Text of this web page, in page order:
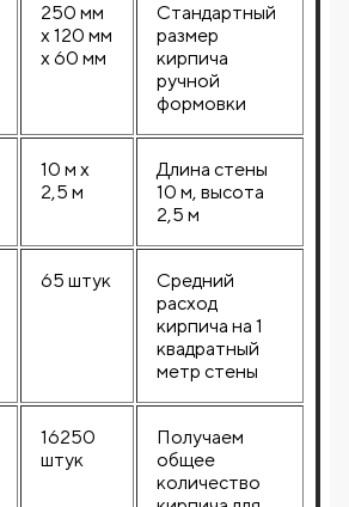
250 мм
х 120 мм
х 60 мм
Стандартный
размер
кирпича
ручной
формовки
10 м х
2,5 м
Длина стены
10 м, высота
2,5 м
65 штук
Средний
расход
кирпича на 1
квадратный
метр стены
16250
штук
Получаем
общее
количество